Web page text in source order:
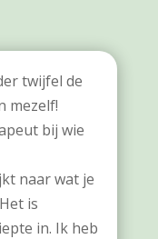
twijfel de
mezelf!
bij wie
naar wat je
is
in. Ik heb